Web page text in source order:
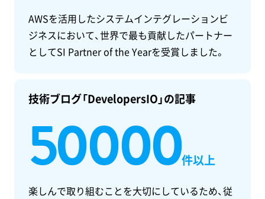
AWSを活用したシステムインテグレーションビ
ジネスにおいて、世界で最も貢献したパートナー
としてSI Partner of the Yearを受賞しました。
技術ブログ「DevelopersIO」の記事
50000件以上
楽しんで取り組むことを大切にしているため、従